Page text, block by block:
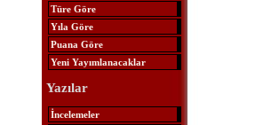
Türe Göre
Yıla Göre
Puana Göre
Yeni Yayımlanacaklar
Yazılar
İncelemeler